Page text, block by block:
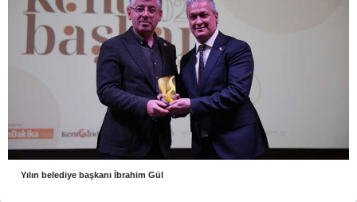
Yılın belediye başkanı İbrahim Gül